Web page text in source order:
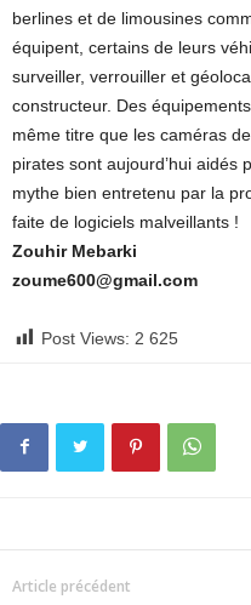
berlines et de limousines
équipent, certains de leurs
surveiller, verrouiller et
constructeur. Des
même titre que les caméras
pirates sont aujourd’hui aidés
mythe bien entretenu par la
faite de logiciels malveillants !
Zouhir Mebarki
zoume600@gmail.com
Post Views: 2 625
Article précédent